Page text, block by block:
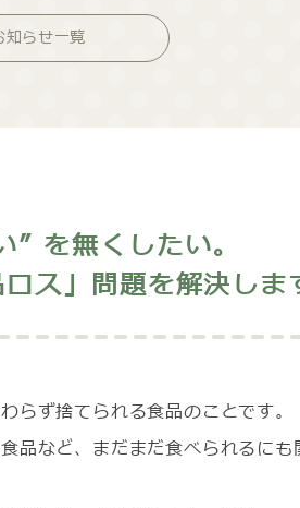
知らせ一覧
” を無くしたい。
ス」問題を解決しま
らず捨てられる食品のことです。
品など、まだまだ食べられるにも